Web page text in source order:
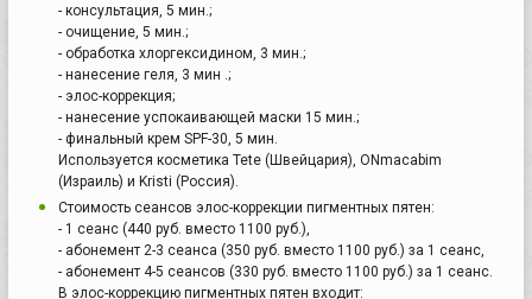
- консультация, 5 мин.;
- очищение, 5 мин.;
- обработка хлоргексидином, 3 мин.;
- нанесение геля, 3 мин .;
- элос-коррекция;
- нанесение успокаивающей маски 15 мин.;
- финальный крем SPF-30, 5 мин.
Используется косметика Tete (Швейцария), ONmacabim
(Израиль) и Kristi (Россия).
Стоимость сеансов элос-коррекции пигментных пятен:
- 1 сеанс (440 руб. вместо 1100 руб.),
- абонемент 2-3 сеанса (350 руб. вместо 1100 руб.) за 1 сеанс,
- абонемент 4-5 сеансов (330 руб. вместо 1100 руб.) за 1 сеанс.
В элос-коррекцию пигментных пятен входит: